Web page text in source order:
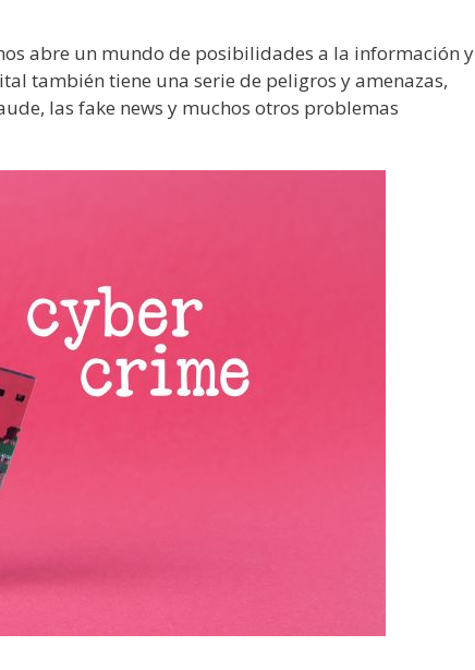
abre un mundo de posibilidades a la información y
también tiene una serie de peligros y amenazas,
las fake news y muchos otros problemas